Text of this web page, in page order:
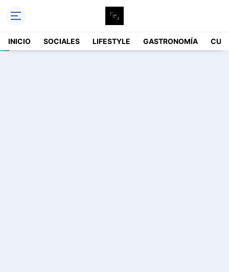
INICIO SOCIALES LIFESTYLE GASTRONOMÍA